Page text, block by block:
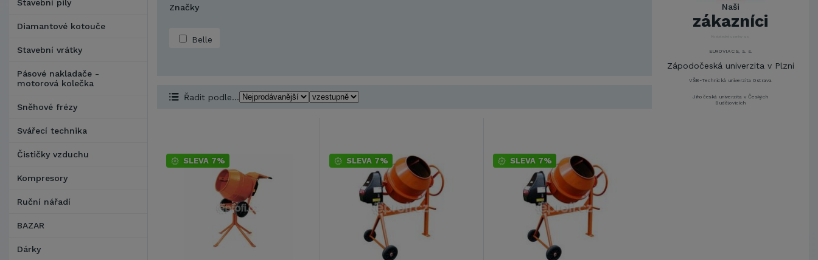
Stavební pily
Diamantové kotouče
Stavební vrátky
Pásové nakladače -
motorová kolečka
Sněhové frézy
Svářecí technika
Čističky vzduchu
Kompresory
Ruční nářadí
BAZAR
Dárky
Značky
Belle
Řadit podle...
SLEVA 7% SLEVA 7% SLEVA 7%
Naši
zákazníci
Brně,Správa kolejí a menz
Arcibiskupství pražské
Kostelecké uzeniny a.s.
EUROVIA CS, a. s.
Zápodočeská univerzita v Plzni
VŠB-Technická univerzita Ostrava
Jihočeská univerzita v Českých
Budějovicích